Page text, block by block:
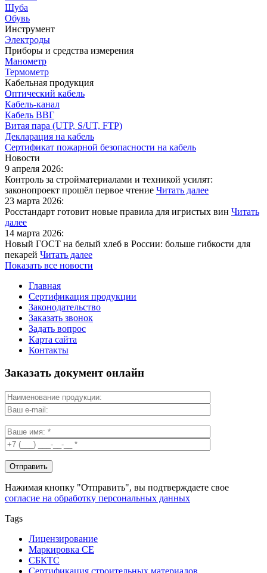
Шуба
Обувь
Инструмент
Электроды
Приборы и средства измерения
Манометр
Термометр
Кабельная продукция
Оптический кабель
Кабель-канал
Кабель ВВГ
Витая пара (UTP, S/UT, FTP)
Декларация на кабель
Сертификат пожарной безопасности на кабель
Новости
9 апреля 2026:
Контроль за стройматериалами и техникой усилят:
законопроект прошёл первое чтение Читать далее
23 марта 2026:
Росстандарт готовит новые правила для игристых вин Читать
далее
14 марта 2026:
Новый ГОСТ на белый хлеб в России: больше гибкости для
пекарей Читать далее
Показать все новости
Главная
Сертификация продукции
Законодательство
Заказать звонок
Задать вопрос
Карта сайта
Контакты
Заказать документ онлайн
Нажимая кнопку "Отправить", вы подтверждаете свое
согласие на обработку персональных данных
Tags
Лицензирование
Маркировка СЕ
СБКТС